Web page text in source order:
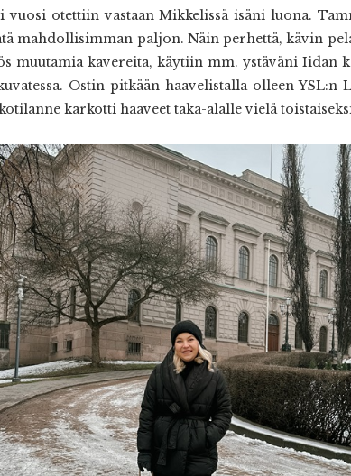
vuosi otettiin vastaan Mikkelissä isäni luona.
mahdollisimman paljon. Näin perhettä, kävin
muutamia kavereita, käytiin mm. ystäväni Iidan
Ostin pitkään haavelistalla olleen
karkotti haaveet taka-alalle vielä